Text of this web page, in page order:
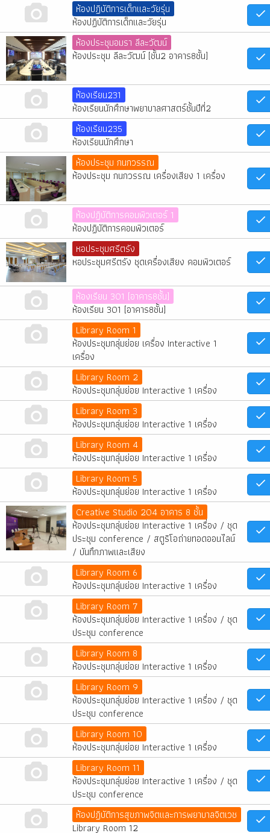
ห้องปฏิบัติการเด็กและวัยรุ่น
ห้องปฏิบัติการเด็กและวัยรุ่น
ห้องประชุมอมรา ลีละวัฒน์
ห้องประชุม ลีละวัฒน์ [ชั้น2 อาคาร8ชั้น]
ห้องเรียน231
ห้องเรียนนักศึกษาพยาบาลศาสตร์ชั้นปีที่2
ห้องเรียน235
ห้องเรียนนักศึกษา
ห้องประชุม กนกวรรณ
ห้องประชุม กนกวรรณ เครื่องเสียง 1 เครื่อง
ห้องปฏิบัติการคอมพิวเตอร์ 1
ห้องปฏิบัติการคอมพิวเตอร์
หอประชุมศรีตรัง
หอประชุมศรีตรัง ชุดเครื่องเสียง คอมพิวเตอร์
ห้องเรียน 301 [อาคาร8ชั้น]
ห้องเรียน 301 [อาคาร8ชั้น]
Library Room 1
ห้องประชุมกลุ่มย่อย เครื่อง Interactive 1
เครื่อง
Library Room 2
ห้องประชุมกลุ่มย่อย Interactive 1 เครื่อง
Library Room 3
ห้องประชุมกลุ่มย่อย Interactive 1 เครื่อง
Library Room 4
ห้องประชุมกลุ่มย่อย Interactive 1 เครื่อง
Library Room 5
ห้องประชุมกลุ่มย่อย Interactive 1 เครื่อง
Creative Studio 204 อาคาร 8 ชั้น
ห้องประชุมกลุ่มย่อย Interactive 1 เครื่อง / ชุด
ประชุม conference / สตูริโอถ่ายทอดออนไลน์
/ บันทึกภาพและเสียง
Library Room 6
ห้องประชุมกลุ่มย่อย Interactive 1 เครื่อง
Library Room 7
ห้องประชุมกลุ่มย่อย Interactive 1 เครื่อง / ชุด
ประชุม conference
Library Room 8
ห้องประชุมกลุ่มย่อย Interactive 1 เครื่อง
Library Room 9
ห้องประชุมกลุ่มย่อย Interactive 1 เครื่อง / ชุด
ประชุม conference
Library Room 10
ห้องประชุมกลุ่มย่อย Interactive 1 เครื่อง
Library Room 11
ห้องประชุมกลุ่มย่อย Interactive 1 เครื่อง / ชุด
ประชุม conference
ห้องปฏิบัติการสุขภาพจิตและการพยาบาลจิตเวช
Library Room 12